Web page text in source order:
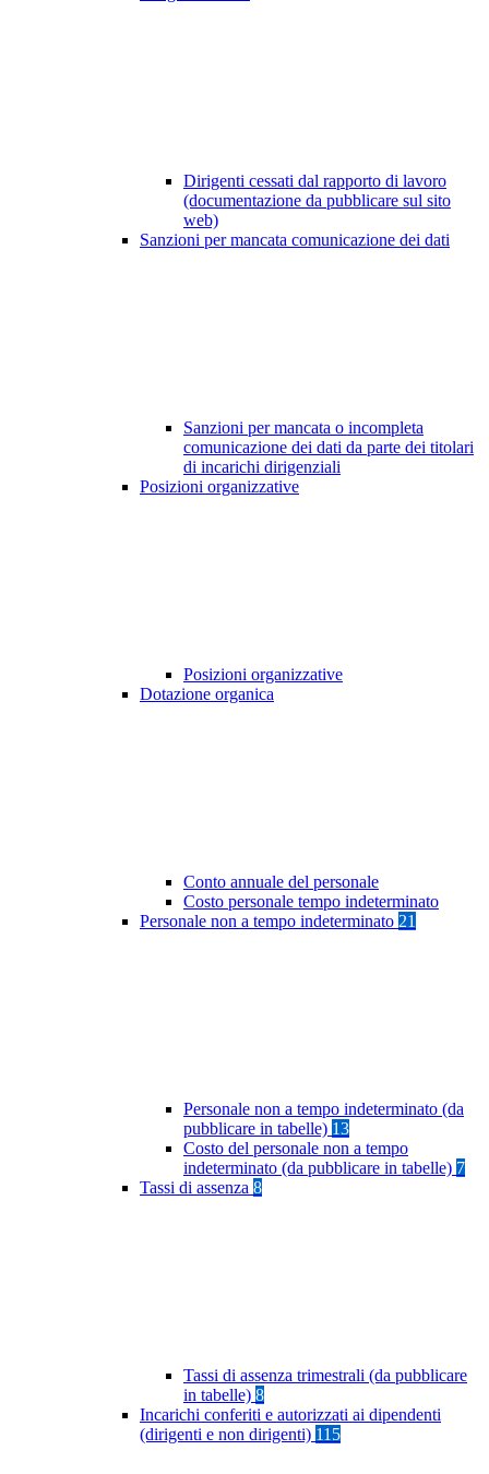
Dirigenti cessati dal rapporto di lavoro
(documentazione da pubblicare sul sito
web)
Sanzioni per mancata comunicazione dei dati
Sanzioni per mancata o incompleta
comunicazione dei dati da parte dei titolari
di incarichi dirigenziali
Posizioni organizzative
Posizioni organizzative
Dotazione organica
Conto annuale del personale
Costo personale tempo indeterminato
Personale non a tempo indeterminato 21
Personale non a tempo indeterminato (da
pubblicare in tabelle) 13
Costo del personale non a tempo
indeterminato (da pubblicare in tabelle) 7
Tassi di assenza 8
Tassi di assenza trimestrali (da pubblicare
in tabelle) 8
Incarichi conferiti e autorizzati ai dipendenti
(dirigenti e non dirigenti) 115